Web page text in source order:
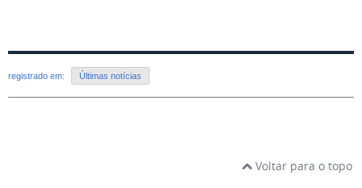
registrado em: Últimas notícias
Voltar para o topo